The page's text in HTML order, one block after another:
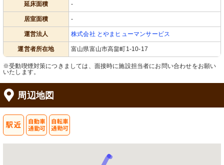
延床面積 -
居室面積 -
運営法人 株式会社 とやまヒューマンサービス
運営者所在地 富山県富山市高畠町1-10-17
※受動喫煙対策につきましては、面接時に施設担当者にお問い合わせをお願い
いたします。
周辺地図